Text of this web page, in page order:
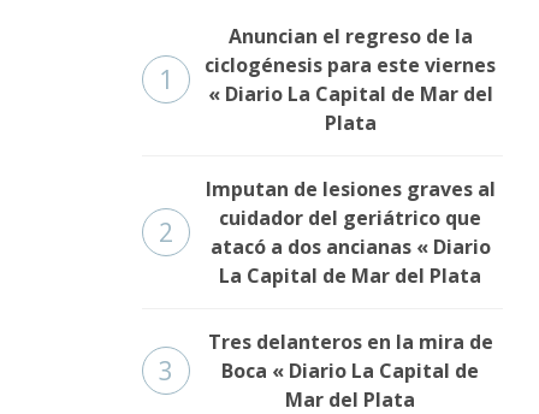
1
Anuncian el regreso de la
ciclogénesis para este viernes
« Diario La Capital de Mar del
Plata
2
Imputan de lesiones graves al
cuidador del geriátrico que
atacó a dos ancianas « Diario
La Capital de Mar del Plata
3
Tres delanteros en la mira de
Boca « Diario La Capital de
Mar del Plata